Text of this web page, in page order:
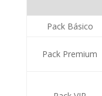
Pack Básico
Pack Premium